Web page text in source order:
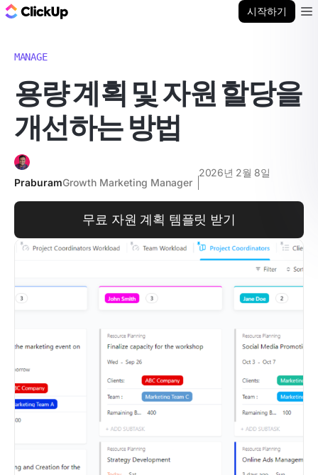
시작하기
MANAGE
용량 계획 및 자원 할당을
개선하는 방법
PraburamGrowth Marketing Manager
2026년 2월 8일
무료 자원 계획 템플릿 받기